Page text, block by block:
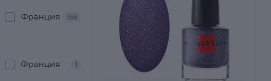
Франция 158
Франция 1